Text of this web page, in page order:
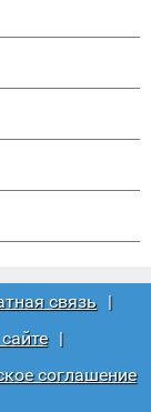
связь |
|
соглашение